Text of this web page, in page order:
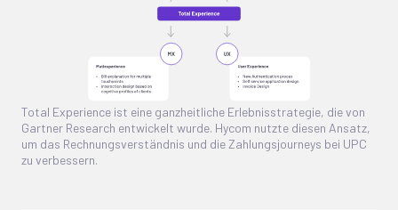
Total Experience ist eine ganzheitliche Erlebnisstrategie, die von
Gartner Research entwickelt wurde. Hycom nutzte diesen Ansatz,
um das Rechnungsverständnis und die Zahlungsjourneys bei UPC
zu verbessern.